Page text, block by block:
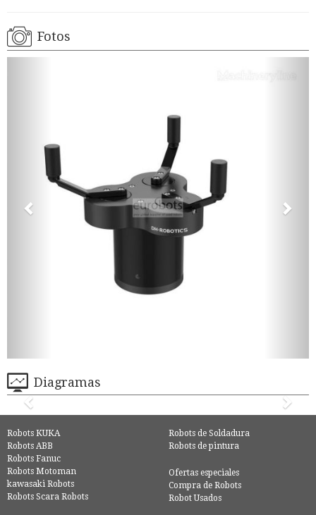
Fotos
Diagramas
Robots KUKA
Robots ABB
Robots Fanuc
Robots Motoman
kawasaki Robots
Robots Scara Robots
Robots de Soldadura
Robots de pintura
Ofertas especiales
Compra de Robots
Robot Usados